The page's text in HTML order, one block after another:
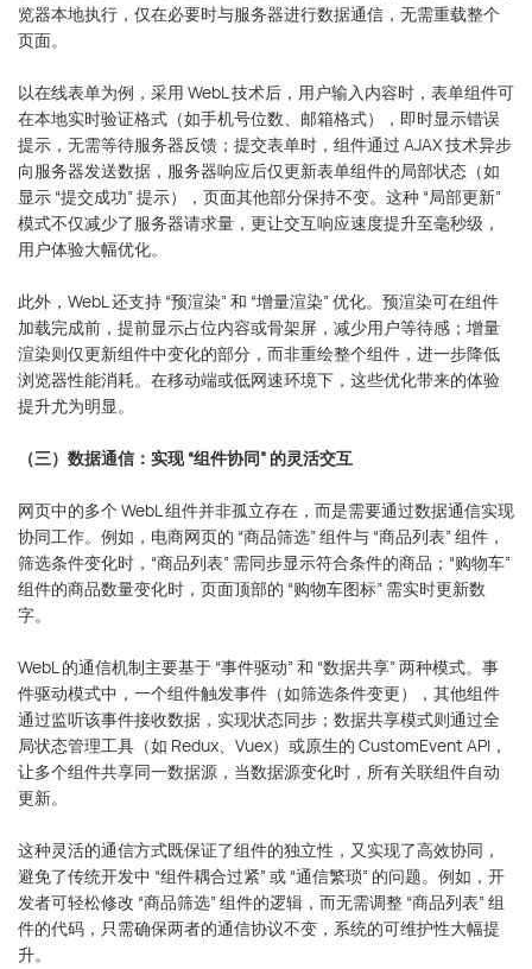
览器本地执行，仅在必要时与服务器进行数据通信，无需重载整个
页面。
以在线表单为例，采用 WebL 技术后，用户输入内容时，表单组件可
在本地实时验证格式（如手机号位数、邮箱格式），即时显示错误
提示，无需等待服务器反馈；提交表单时，组件通过 AJAX 技术异步
向服务器发送数据，服务器响应后仅更新表单组件的局部状态（如
显示 “提交成功” 提示），页面其他部分保持不变。这种 “局部更新”
模式不仅减少了服务器请求量，更让交互响应速度提升至毫秒级，
用户体验大幅优化。
此外，WebL 还支持 “预渲染” 和 “增量渲染” 优化。预渲染可在组件
加载完成前，提前显示占位内容或骨架屏，减少用户等待感；增量
渲染则仅更新组件中变化的部分，而非重绘整个组件，进一步降低
浏览器性能消耗。在移动端或低网速环境下，这些优化带来的体验
提升尤为明显。
（三）数据通信：实现 “组件协同” 的灵活交互
网页中的多个 WebL 组件并非孤立存在，而是需要通过数据通信实现
协同工作。例如，电商网页的 “商品筛选” 组件与 “商品列表” 组件，
筛选条件变化时，“商品列表” 需同步显示符合条件的商品；“购物车”
组件的商品数量变化时，页面顶部的 “购物车图标” 需实时更新数
字。
WebL 的通信机制主要基于 “事件驱动” 和 “数据共享” 两种模式。事
件驱动模式中，一个组件触发事件（如筛选条件变更），其他组件
通过监听该事件接收数据，实现状态同步；数据共享模式则通过全
局状态管理工具（如 Redux、Vuex）或原生的 CustomEvent API，
让多个组件共享同一数据源，当数据源变化时，所有关联组件自动
更新。
这种灵活的通信方式既保证了组件的独立性，又实现了高效协同，
避免了传统开发中 “组件耦合过紧” 或 “通信繁琐” 的问题。例如，开
发者可轻松修改 “商品筛选” 组件的逻辑，而无需调整 “商品列表” 组
件的代码，只需确保两者的通信协议不变，系统的可维护性大幅提
升。